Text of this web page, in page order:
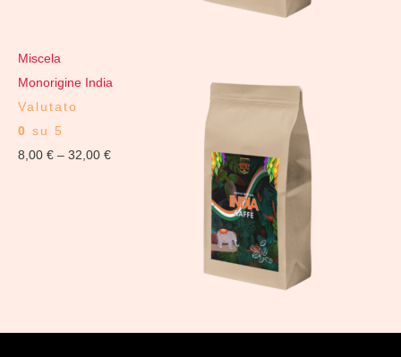
Miscela
Monorigine India
Valutato
0 su 5
8,00 € – 32,00 €